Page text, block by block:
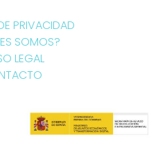
PRIVACIDAD
SOMOS?
LEGAL